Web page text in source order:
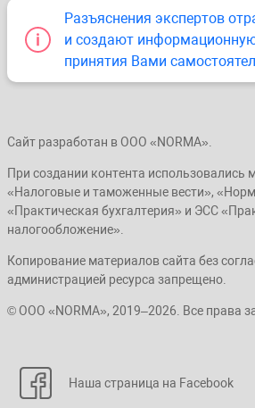
Разъяснения экспертов
и создают
принятия Вами
Сайт разработан в ООО «NORMA».
При создании контента использовались
«Налоговые и таможенные вести»,
«Практическая бухгалтерия» и ЭСС
налогообложение».
Копирование материалов сайта без
администрацией ресурса запрещено.
© ООО «NORMA», 2019–2026. Все права
Наша страница на Facebook